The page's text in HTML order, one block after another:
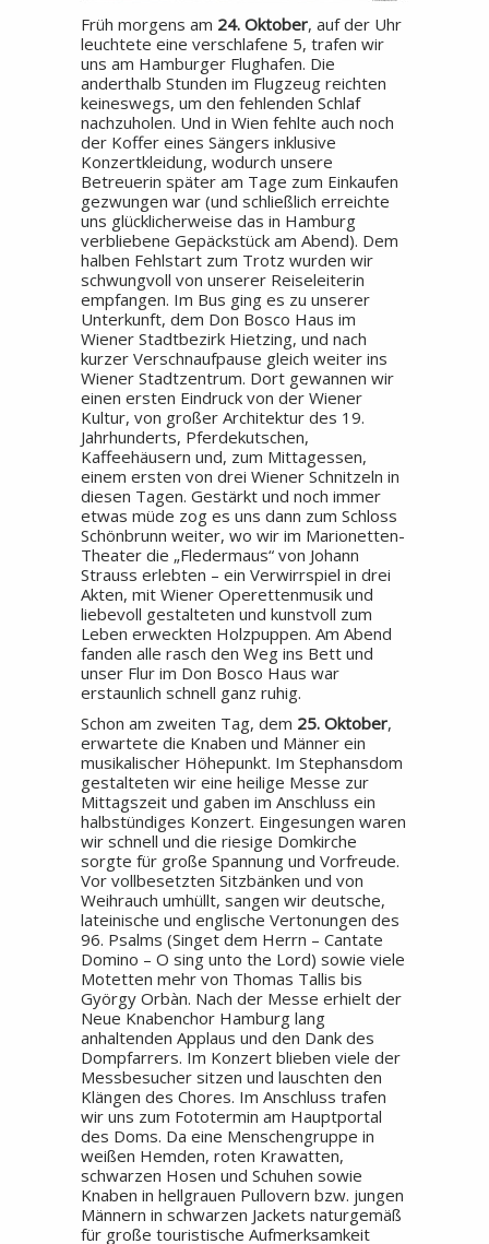
Früh morgens am 24. Oktober, auf der Uhr
leuchtete eine verschlafene 5, trafen wir
uns am Hamburger Flughafen. Die
anderthalb Stunden im Flugzeug reichten
keineswegs, um den fehlenden Schlaf
nachzuholen. Und in Wien fehlte auch noch
der Koffer eines Sängers inklusive
Konzertkleidung, wodurch unsere
Betreuerin später am Tage zum Einkaufen
gezwungen war (und schließlich erreichte
uns glücklicherweise das in Hamburg
verbliebene Gepäckstück am Abend). Dem
halben Fehlstart zum Trotz wurden wir
schwungvoll von unserer Reiseleiterin
empfangen. Im Bus ging es zu unserer
Unterkunft, dem Don Bosco Haus im
Wiener Stadtbezirk Hietzing, und nach
kurzer Verschnaufpause gleich weiter ins
Wiener Stadtzentrum. Dort gewannen wir
einen ersten Eindruck von der Wiener
Kultur, von großer Architektur des 19.
Jahrhunderts, Pferdekutschen,
Kaffeehäusern und, zum Mittagessen,
einem ersten von drei Wiener Schnitzeln in
diesen Tagen. Gestärkt und noch immer
etwas müde zog es uns dann zum Schloss
Schönbrunn weiter, wo wir im Marionetten-
Theater die „Fledermaus“ von Johann
Strauss erlebten – ein Verwirrspiel in drei
Akten, mit Wiener Operettenmusik und
liebevoll gestalteten und kunstvoll zum
Leben erweckten Holzpuppen. Am Abend
fanden alle rasch den Weg ins Bett und
unser Flur im Don Bosco Haus war
erstaunlich schnell ganz ruhig.
Schon am zweiten Tag, dem 25. Oktober,
erwartete die Knaben und Männer ein
musikalischer Höhepunkt. Im Stephansdom
gestalteten wir eine heilige Messe zur
Mittagszeit und gaben im Anschluss ein
halbstündiges Konzert. Eingesungen waren
wir schnell und die riesige Domkirche
sorgte für große Spannung und Vorfreude.
Vor vollbesetzten Sitzbänken und von
Weihrauch umhüllt, sangen wir deutsche,
lateinische und englische Vertonungen des
96. Psalms (Singet dem Herrn – Cantate
Domino – O sing unto the Lord) sowie viele
Motetten mehr von Thomas Tallis bis
György Orbàn. Nach der Messe erhielt der
Neue Knabenchor Hamburg lang
anhaltenden Applaus und den Dank des
Dompfarrers. Im Konzert blieben viele der
Messbesucher sitzen und lauschten den
Klängen des Chores. Im Anschluss trafen
wir uns zum Fototermin am Hauptportal
des Doms. Da eine Menschengruppe in
weißen Hemden, roten Krawatten,
schwarzen Hosen und Schuhen sowie
Knaben in hellgrauen Pullovern bzw. jungen
Männern in schwarzen Jackets naturgemäß
für große touristische Aufmerksamkeit